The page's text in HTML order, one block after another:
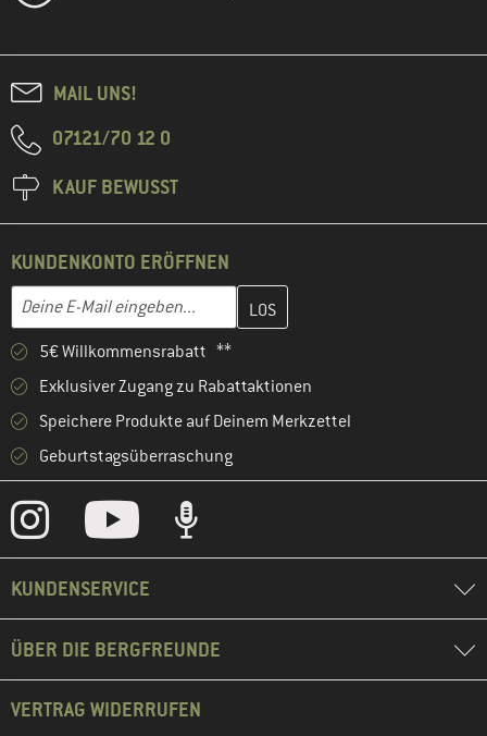
MAIL UNS!
07121/70 12 0
KAUF BEWUSST
KUNDENKONTO ERÖFFNEN
E-Mail-Adresse
Gib hier deine E-Mail-Adresse ein und erstelle im nächsten
5€ Willkommensrabatt **
Exklusiver Zugang zu Rabattaktionen
Speichere Produkte auf Deinem Merkzettel
Geburtstagsüberraschung
KUNDENSERVICE
ÜBER DIE BERGFREUNDE
VERTRAG WIDERRUFEN